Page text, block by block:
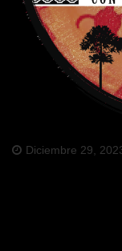
Diciembre 29,